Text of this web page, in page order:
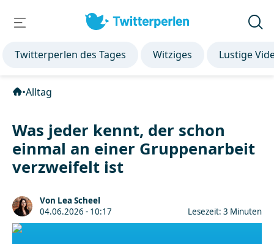
Twitterperlen des Tages Witziges Lustige
•Alltag
Was jeder kennt, der schon
einmal an einer Gruppenarbeit
verzweifelt ist
Von Lea Scheel
04.06.2026 - 10:17
Lesezeit: 3 Minuten